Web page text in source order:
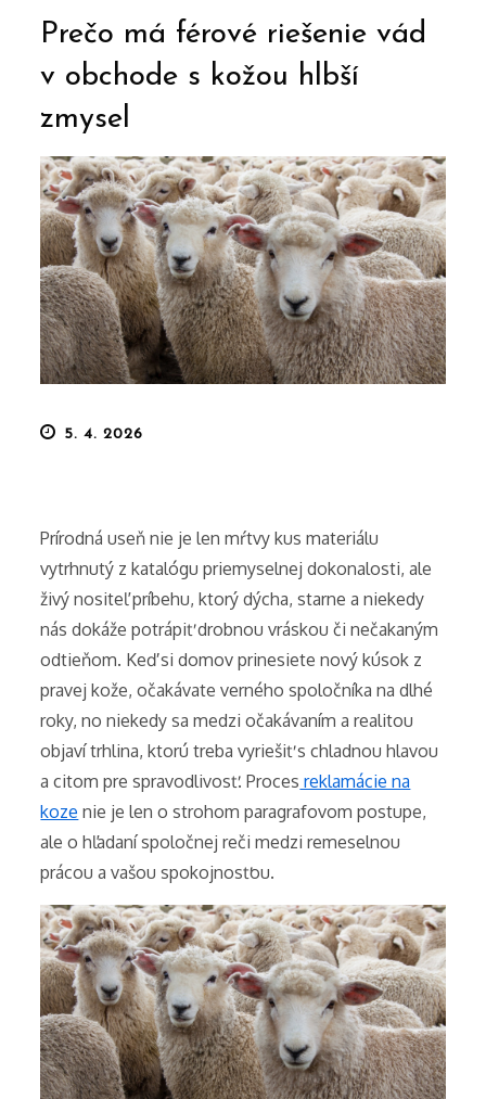
Prečo má férové riešenie vád
v obchode s kožou hlbší
zmysel
Posted
5. 4. 2026
Prírodná useň nie je len mŕtvy kus materiálu
vytrhnutý z katalógu priemyselnej dokonalosti, ale
živý nositeľ príbehu, ktorý dýcha, starne a niekedy
nás dokáže potrápiť drobnou vráskou či nečakaným
odtieňom. Keď si domov prinesiete nový kúsok z
pravej kože, očakávate verného spoločníka na dlhé
roky, no niekedy sa medzi očakávaním a realitou
objaví trhlina, ktorú treba vyriešiť s chladnou hlavou
a citom pre spravodlivosť. Proces reklamácie na
koze nie je len o strohom paragrafovom postupe,
ale o hľadaní spoločnej reči medzi remeselnou
prácou a vašou spokojnosťou.